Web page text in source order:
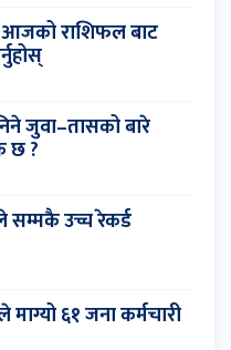
राशिफल बाट
जुवा–तासको बारे
छ ?
उच्च रेकर्ड
६१ जना कर्मचारी